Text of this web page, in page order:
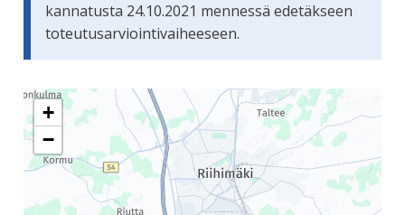
kannatusta 24.10.2021 mennessä edetäkseen
toteutusarviointivaiheeseen.
Seuraavassa elementissä on kartta, joka esittää
+
−